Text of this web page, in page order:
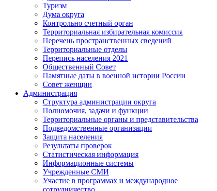
Туризм
Дума округа
Контрольно счетный орган
Территориальная избирательная комиссия
Перечень пространственных сведений
Территориальные отделы
Перепись населения 2021
Общественный Совет
Памятные даты в военной истории России
Совет женщин
Администрация
Структура администрации округа
Полномочия, задачи и функции
Территориальные органы и представительства
Подведомственные организации
Защита населения
Результаты проверок
Статистическая информация
Информационные системы
Учрежденные СМИ
Участие в программах и международное
сотрудничество